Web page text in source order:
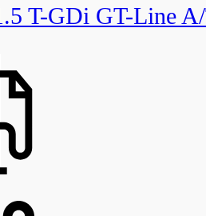
T-GDi GT-Line